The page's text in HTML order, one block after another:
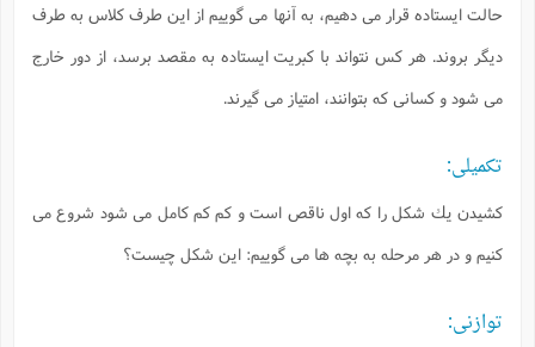
حالت ايستاده قرار مى دهيم، به آنها مى گوييم از اين طرف كلاس به طرف
ديگر بروند. هر كس نتواند با كبريت ايستاده به مقصد برسد، از دور خارج
مى شود و كسانى كه بتوانند، امتياز مى گيرند.
تكميلى:
كشيدن يك شكل را كه اول ناقص است و كم كم كامل مى شود شروع مى
كنيم و در هر مرحله به بچه ها مى گوييم: اين شكل چيست؟
توازنى: